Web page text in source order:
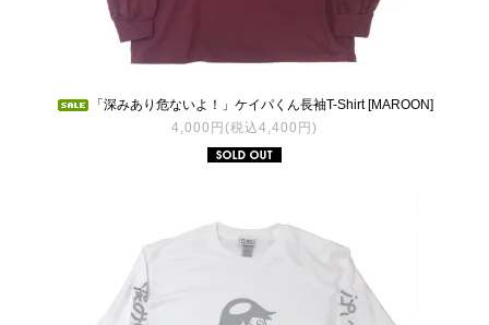
「深みあり危ないよ！」ケイパくん長袖T-Shirt [MAROON]
4,000円(税込4,400円)